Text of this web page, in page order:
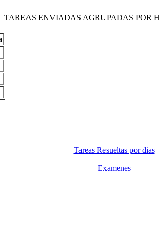
TAREAS ENVIADAS AGRUPADAS POR
Tareas Resueltas por dias
Examenes